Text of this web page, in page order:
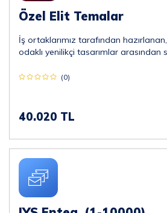
Özel Elit Temalar
İş ortaklarımız tarafından
odaklı yenilikçi tasarımlar arasından
(0)
40.020 TL